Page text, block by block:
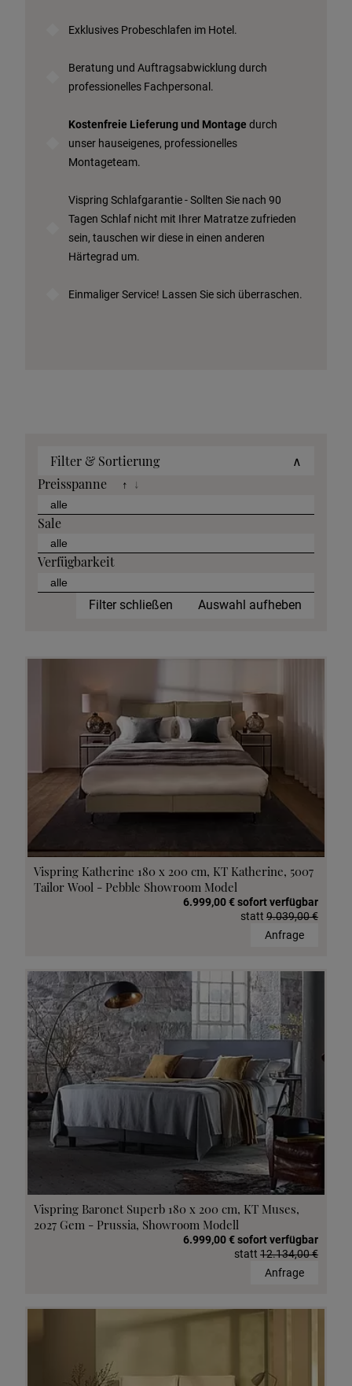
Exklusives Probeschlafen im Hotel.
Beratung und Auftragsabwicklung durch
professionelles Fachpersonal.
Kostenfreie Lieferung und Montage durch
unser hauseigenes, professionelles
Montageteam.
Vispring Schlafgarantie - Sollten Sie nach 90
Tagen Schlaf nicht mit Ihrer Matratze zufrieden
sein, tauschen wir diese in einen anderen
Härtegrad um.
Einmaliger Service! Lassen Sie sich überraschen.
Filter & Sortierung
∧
Preisspanne
↑ ↓
Sale
Verfügbarkeit
Filter schließen Auswahl aufheben
Vispring Katherine 180 x 200 cm, KT Katherine, 5007
Tailor Wool - Pebble Showroom Model
6.999,00 € sofort verfügbar
statt 9.039,00 €
Anfrage
Vispring Baronet Superb 180 x 200 cm, KT Muses,
2027 Gem - Prussia, Showroom Modell
6.999,00 € sofort verfügbar
statt 12.134,00 €
Anfrage